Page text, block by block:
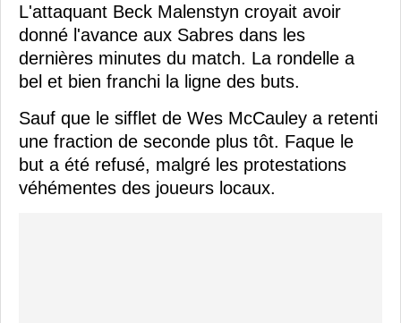
L'attaquant Beck Malenstyn croyait avoir
donné l'avance aux Sabres dans les
dernières minutes du match. La rondelle a
bel et bien franchi la ligne des buts.
Sauf que le sifflet de Wes McCauley a retenti
une fraction de seconde plus tôt. Faque le
but a été refusé, malgré les protestations
véhémentes des joueurs locaux.